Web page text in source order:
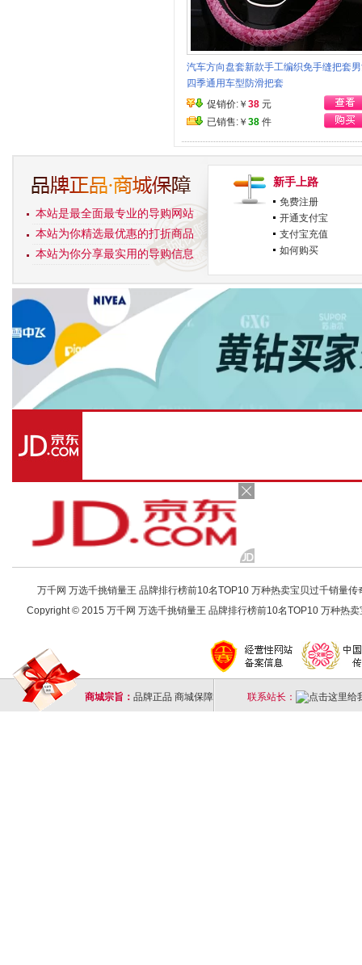
汽车方向盘套新款手工编织免手缝把套
四季通用车型防滑把套
促销价:￥ 38 元
已销售:￥ 38 件
本站是最全面最专业的导购网站
本站为你精选最优惠的打折商品
本站为你分享最实用的导购信息
新手上路
免费注册
开通支付宝
支付宝充值
如何购买
万千网 万选千挑销量王 品牌排行榜前10名TOP10 万种热卖宝贝过千销量
Copyright © 2015 万千网 万选千挑销量王 品牌排行榜前10名TOP10 万种热
商城宗旨： 品牌正品 商城保障 联系站长：